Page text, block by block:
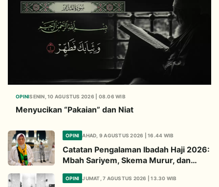
OPINISENIN, 10 AGUSTUS 2026 | 08.06 WIB
Menyucikan “Pakaian” dan Niat
OPINI AHAD, 9 AGUSTUS 2026 | 16.44 WIB
Catatan Pengalaman Ibadah Haji 2026:
Mbah Sariyem, Skema Murur, dan
Ibadah “Mboten Marem”
OPINI JUMAT, 7 AGUSTUS 2026 | 13.30 WIB